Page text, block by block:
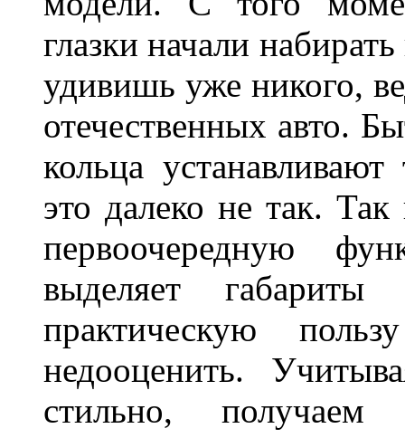
глазки начали
удивишь уже никого,
отечественных авто.
кольца
это далеко не так. Так
первоочередную
выделяет
практическую
недооценить.
стильно,